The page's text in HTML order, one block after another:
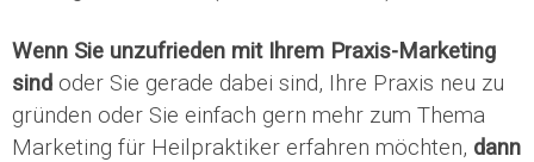
Wenn Sie unzufrieden mit Ihrem Praxis-Marketing
sind oder Sie gerade dabei sind, Ihre Praxis neu zu
gründen oder Sie einfach gern mehr zum Thema
Marketing für Heilpraktiker erfahren möchten, dann